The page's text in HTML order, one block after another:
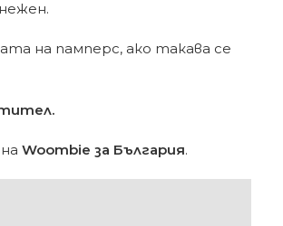
на памперс, ако такава се
Woombie за България.